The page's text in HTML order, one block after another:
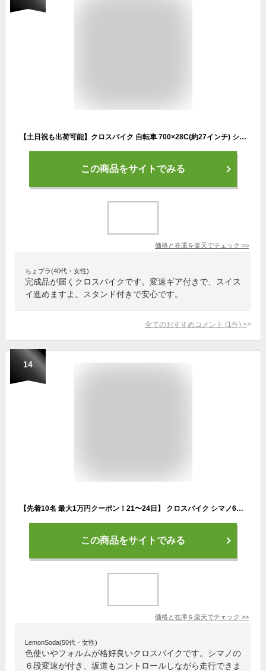
【土日祝も出荷可能】クロスバイク 自転車 700×28C(約27インチ) シマノ21段変速 Vブレーキ 60mmディープリム LEDライト付き カノーバー ニンフ CANOVER CAC-025 NYMPH
この商品をサイトでみる
価格と在庫を楽天でチェック >>
ちょプラ(40代・女性)
完成品が届くクロスバイクです。変速ギア付きで、スイス
イ進めますよ。スタンド付きで安心です。
全てのおすすめコメント (1 件) >
14
【先着10名 最大1万円クーポン！21〜24日】 クロスバイク シマノ6段変速搭載 700×28c |軽量 自転車 じてんしゃ 本体 シティサイクル アウトドア スポーツ メンズ レディース ギフト 送料無料 【GT100】
この商品をサイトでみる
価格と在庫を楽天でチェック >>
LemonSoda(50代・女性)
色使いやフォルムが格好良いクロスバイクです。シマノの
６段変速が付き、坂道もコントロールしながら走行できま